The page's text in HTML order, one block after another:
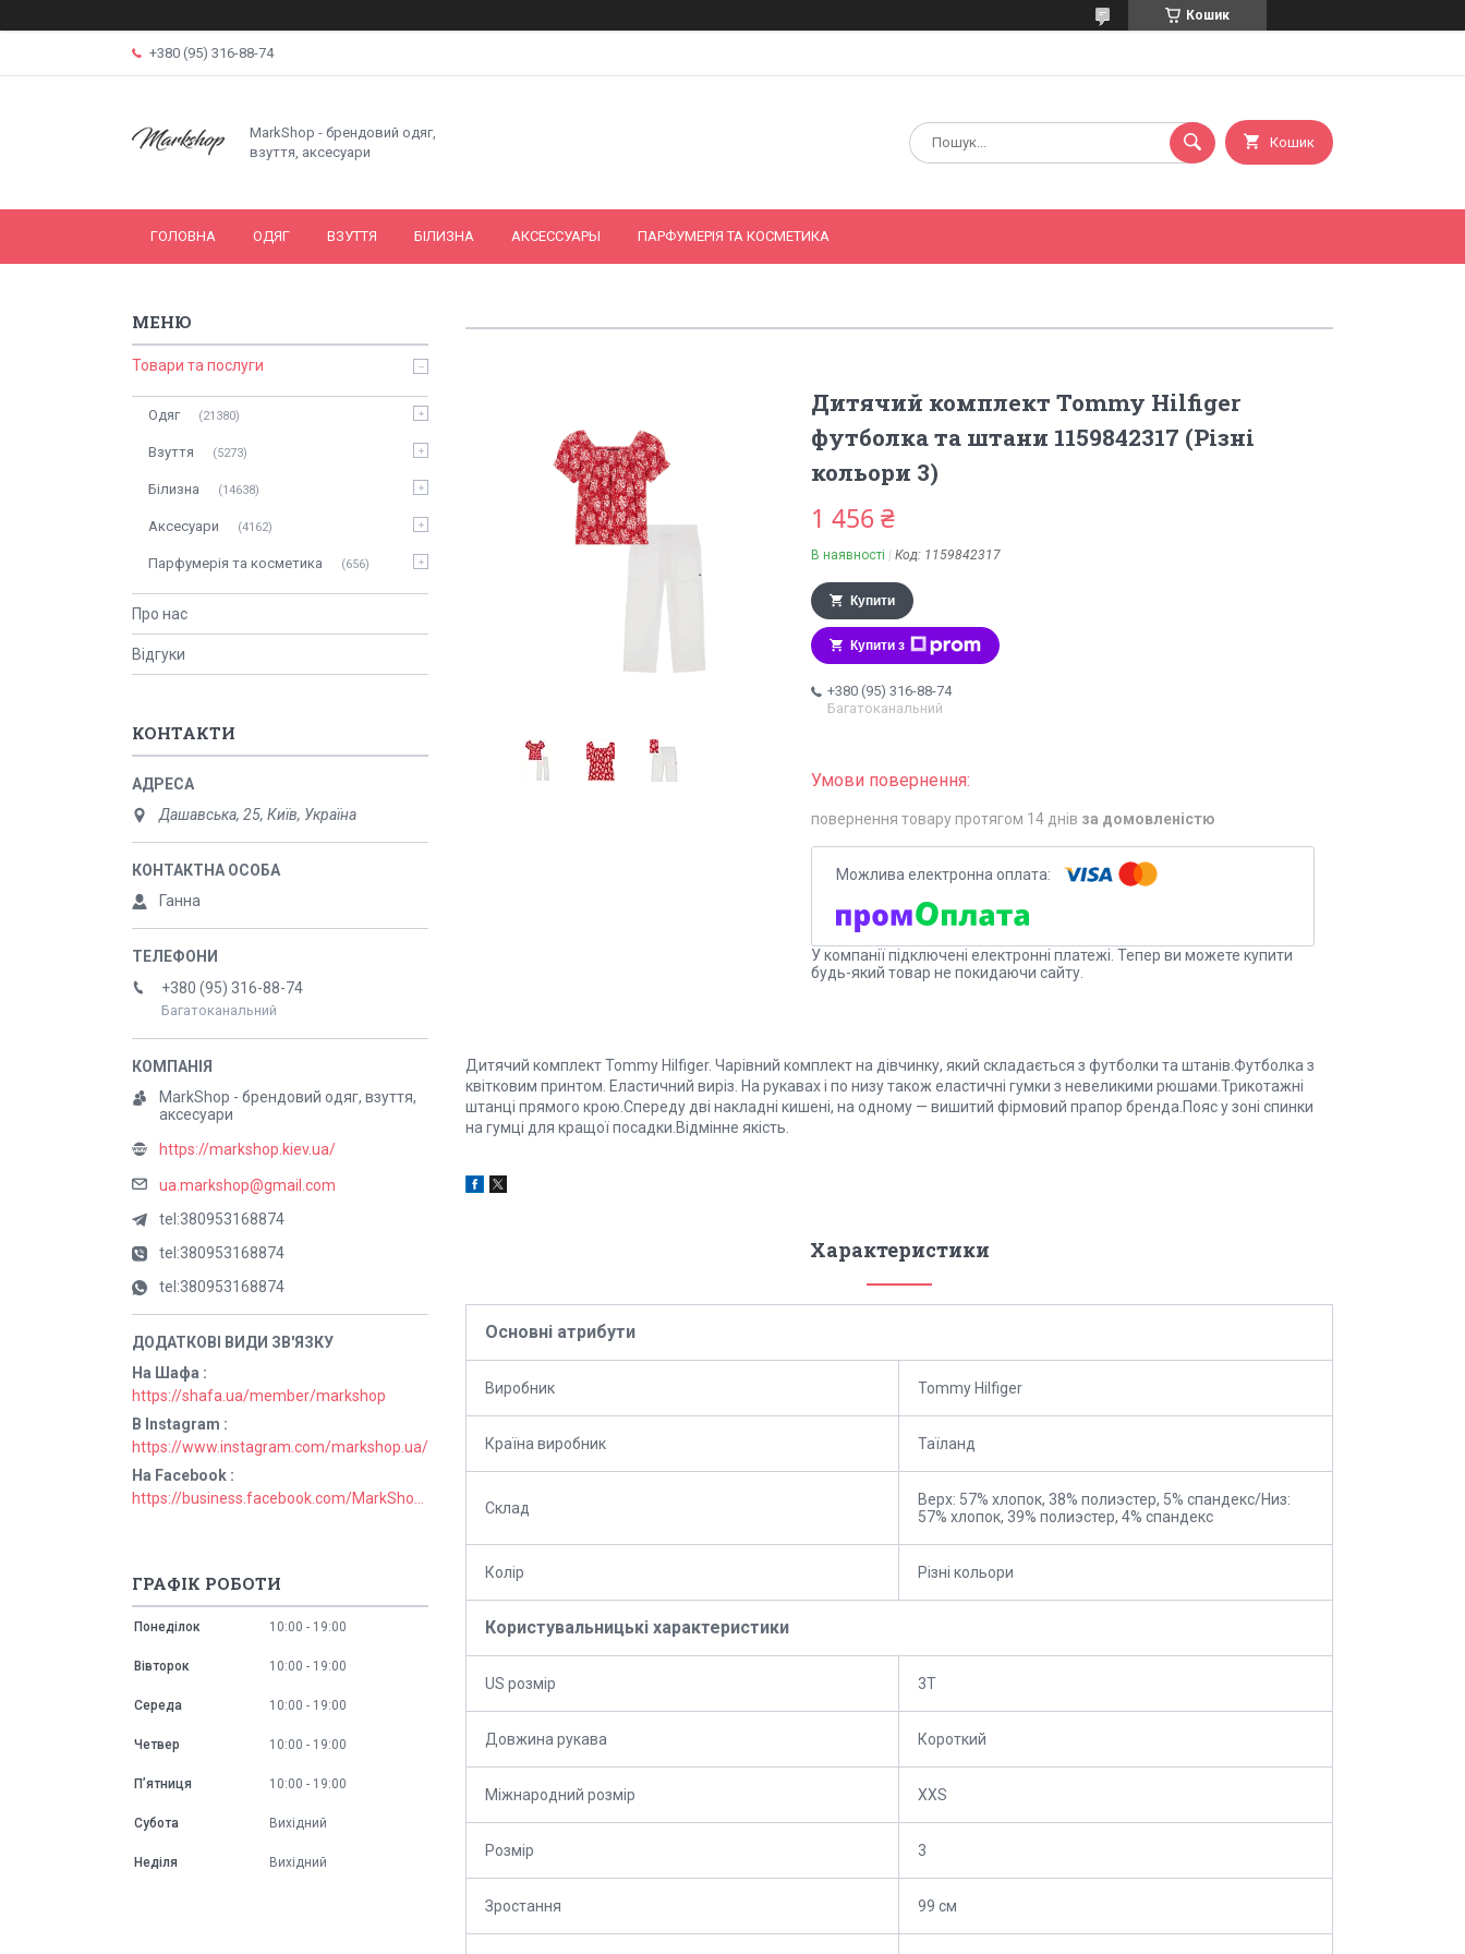
Кошик
+380 (95) 316-88-74
MarkShop - брендовий одяг,
взуття, аксесуари
Кошик
ГОЛОВНА ОДЯГ ВЗУТТЯ БІЛИЗНА АКСЕССУАРЫ ПАРФУМЕРІЯ ТА КОСМЕТИКА
Дитячий комплект Tommy Hilfiger
футболка та штани 1159842317 (Різні
кольори 3)
1 456 ₴
В наявності Код: 1159842317
Купити
Купити з
+380 (95) 316-88-74
Багатоканальний
повернення товару протягом 14 днів за домовленістю
У компанії підключені електронні платежі. Тепер ви можете купити
будь-який товар не покидаючи сайту.
Дитячий комплект Tommy Hilfiger. Чарівний комплект на дівчинку, який складається з футболки та штанів.Футболка з
квітковим принтом. Еластичний виріз. На рукавах і по низу також еластичні гумки з невеликими рюшами.Трикотажні
штанці прямого крою.Спереду дві накладні кишені, на одному — вишитий фірмовий прапор бренда.Пояс у зоні спинки
на гумці для кращої посадки.Відмінне якість.
Характеристики
Основні атрибути
Виробник Tommy Hilfiger
Країна виробник Таїланд
Склад
Верх: 57% хлопок, 38% полиэстер, 5% спандекс/Низ:
57% хлопок, 39% полиэстер, 4% спандекс
Колір Різні кольори
Користувальницькі характеристики
US розмір 3T
Довжина рукава Короткий
Міжнародний розмір XXS
Розмір 3
Зростання 99 см
Товари та послуги
Одяг 21380
Взуття 5273
Білизна 14638
Аксесуари 4162
Парфумерія та косметика 656
Про нас
Відгуки
КОНТАКТИ
Дашавська, 25, Київ, Україна
Ганна
+380 (95) 316-88-74
Багатоканальний
MarkShop - брендовий одяг, взуття,
аксесуари
https://markshop.kiev.ua/
ua.markshop@gmail.com
tel:380953168874
tel:380953168874
tel:380953168874
На Шафа
https://shafa.ua/member/markshop
В Instagram
https://www.instagram.com/markshop.ua/
На Facebook
ГРАФІК РОБОТИ
Понеділок 10:00 19:00
Вівторок 10:00 19:00
Середа 10:00 19:00
Четвер 10:00 19:00
Пʼятниця 10:00 19:00
Субота Вихідний
Неділя Вихідний